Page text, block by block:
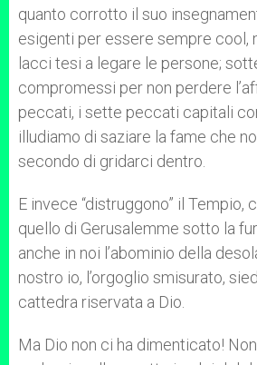
quanto corrotto il suo
esigenti per essere sempre cool,
lacci tesi a legare le persone;
compromessi per non perdere
peccati, i sette peccati capitali
illudiamo di saziare la fame che
secondo di gridarci dentro.
E invece “distruggono” il Tempio,
quello di Gerusalemme sotto la
anche in noi l’abominio della
nostro io, l’orgoglio smisurato,
cattedra riservata a Dio.
Ma Dio non ci ha dimenticato!